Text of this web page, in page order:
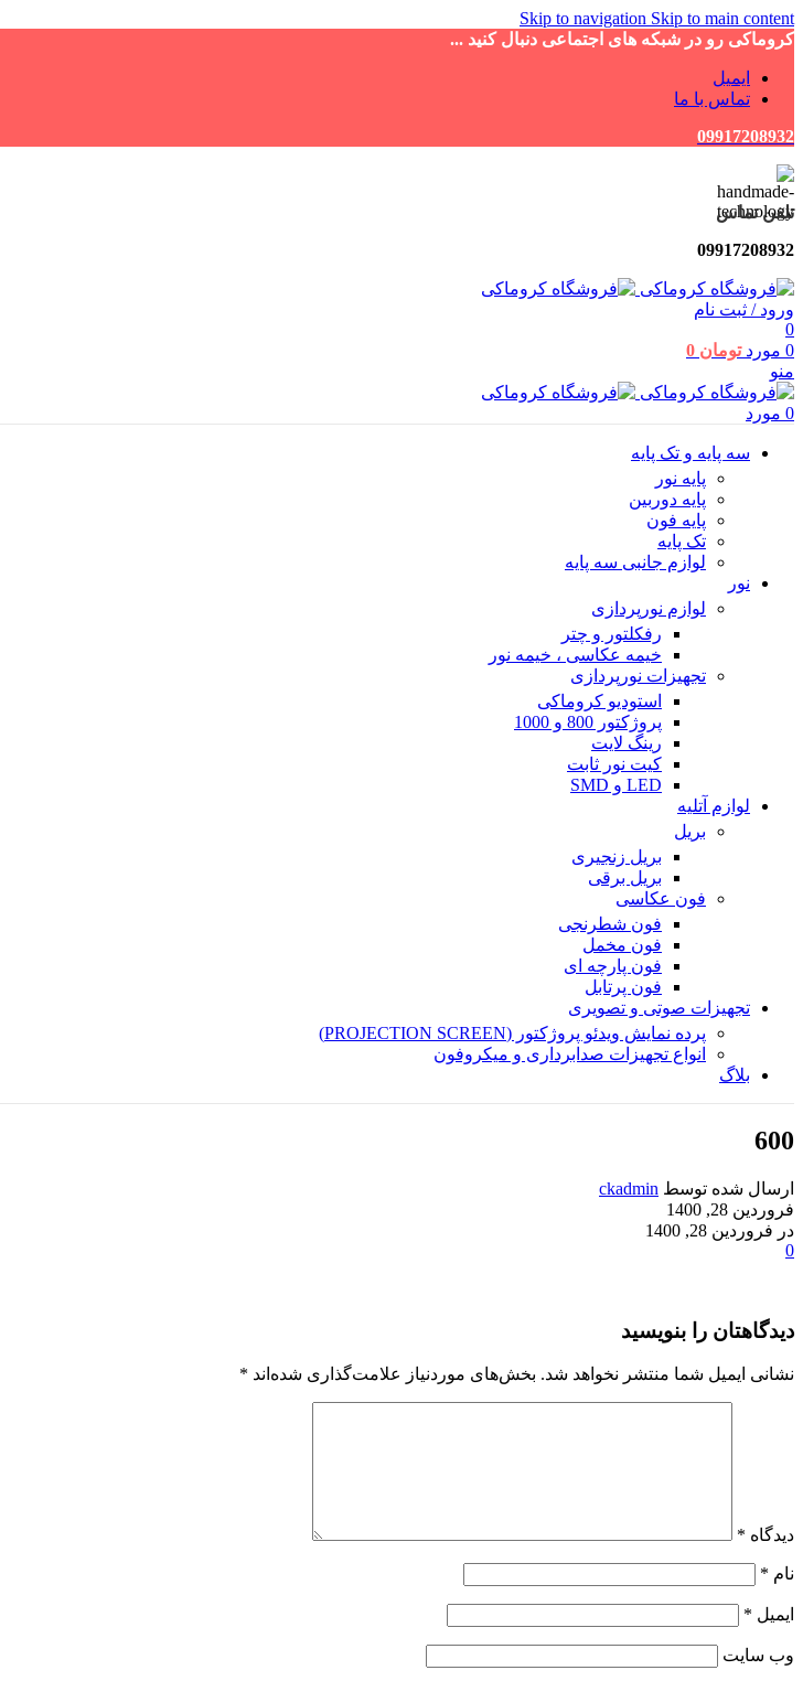
Skip to navigation Skip to main content
کروماکی رو در شبکه های اجتماعی دنبال کنید ...
ایمیل
تماس با ما
09917208932
تلفن تماس
09917208932
ورود / ثبت نام
0
0 مورد تومان
منو
0 مورد
سه پایه و تک پایه
پایه نور
پایه دوربین
پایه فون
تک پایه
لوازم جانبی سه پایه
نور
لوازم نورپردازی
رفکلتور و چتر
خیمه عکاسی ، خیمه نور
تجهیزات نورپردازی
استودیو کروماکی
پروژکتور 800 و 1000
رینگ لایت
کیت نور ثابت
LED و SMD
لوازم آتلیه
بریل
بریل زنجیری
بریل برقی
فون عکاسی
فون شطرنجی
فون مخمل
فون پارچه ای
فون پرتابل
تجهیزات صوتی و تصویری
پرده نمایش ویدئو پروژکتور (PROJECTION SCREEN)
انواع تجهیزات صدابرداری و میکروفون
بلاگ
600
ارسال شده توسط ckadmin
فروردین 28, 1400
در فروردین 28, 1400
0
دیدگاهتان را بنویسید
نشانی ایمیل شما منتشر نخواهد شد. بخش‌های موردنیاز علامت‌گذاری شده‌اند *
دیدگاه *
نام *
ایمیل *
وب‌ سایت